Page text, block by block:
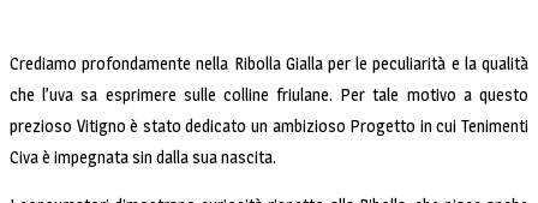
Crediamo profondamente nella Ribolla Gialla per le peculiarità e la qualità
che l’uva sa esprimere sulle colline friulane. Per tale motivo a questo
prezioso Vitigno è stato dedicato un ambizioso Progetto in cui Tenimenti
Civa è impegnata sin dalla sua nascita.